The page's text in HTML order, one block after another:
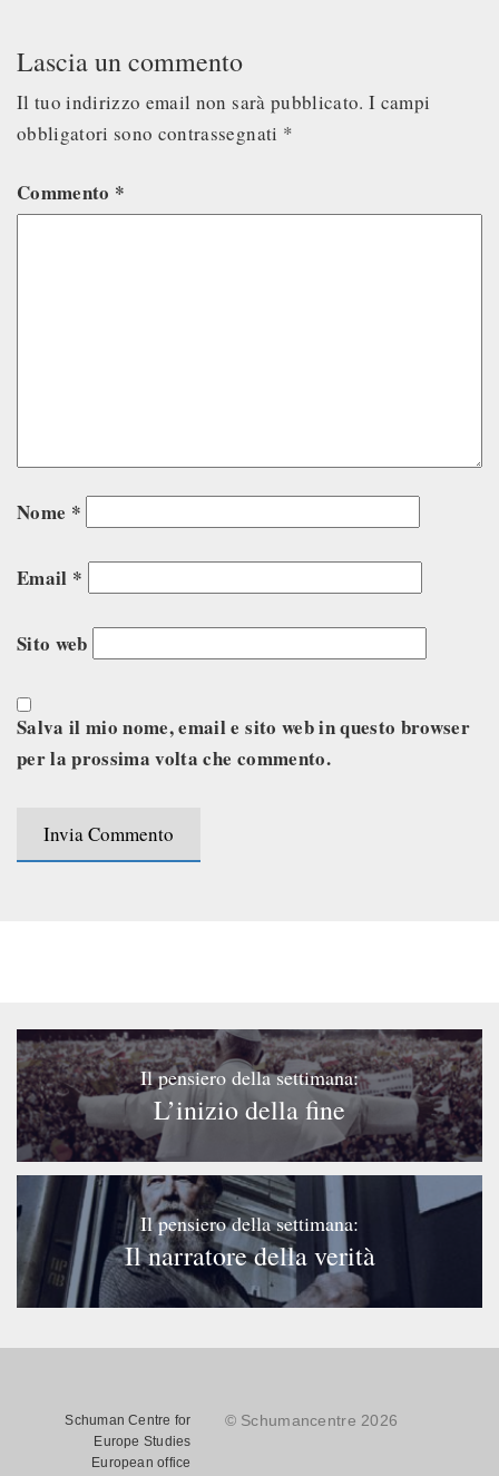
Lascia un commento
Il tuo indirizzo email non sarà pubblicato. I campi
obbligatori sono contrassegnati *
Commento *
Nome *
Email *
Sito web
Salva il mio nome, email e sito web in questo browser
per la prossima volta che commento.
Il pensiero della settimana:
L’inizio della fine
Il pensiero della settimana:
Il narratore della verità
Schuman Centre for
Europe Studies
European office
© Schumancentre 2026